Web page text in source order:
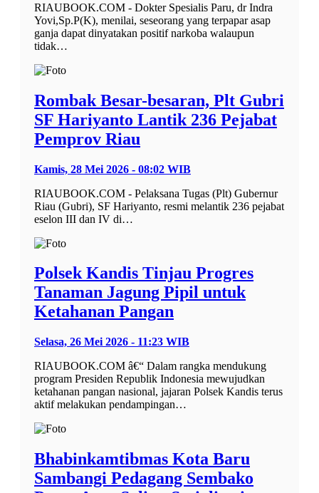
RIAUBOOK.COM - Dokter Spesialis Paru, dr Indra
Yovi,Sp.P(K), menilai, seseorang yang terpapar asap
ganja dapat dinyatakan positif narkoba walaupun
tidak…
Rombak Besar-besaran, Plt Gubri
SF Hariyanto Lantik 236 Pejabat
Pemprov Riau
Kamis, 28 Mei 2026 - 08:02 WIB
RIAUBOOK.COM - Pelaksana Tugas (Plt) Gubernur
Riau (Gubri), SF Hariyanto, resmi melantik 236 pejabat
eselon III dan IV di…
Polsek Kandis Tinjau Progres
Tanaman Jagung Pipil untuk
Ketahanan Pangan
Selasa, 26 Mei 2026 - 11:23 WIB
RIAUBOOK.COM â€“ Dalam rangka mendukung
program Presiden Republik Indonesia mewujudkan
ketahanan pangan nasional, jajaran Polsek Kandis terus
aktif melakukan pendampingan…
Bhabinkamtibmas Kota Baru
Sambangi Pedagang Sembako